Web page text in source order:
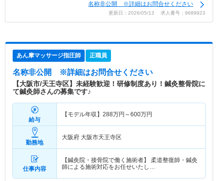
名称非公開 ※詳細はお問合せください
更新日：2026/05/13 求人番号：9689923
あん摩マッサージ指圧師 正職員
名称非公開 ※詳細はお問合せください
【大阪市/天王寺区】未経験歓迎！研修制度あり！鍼灸整骨院に
て鍼灸師さんの募集です♪
給与
【モデル年収】 288万円～600万円
勤務地
大阪府 大阪市天王寺区
仕事内容
【鍼灸院・接骨院で働く施術者】 柔道整復師・鍼灸
師による施術対応をお任せいたし…